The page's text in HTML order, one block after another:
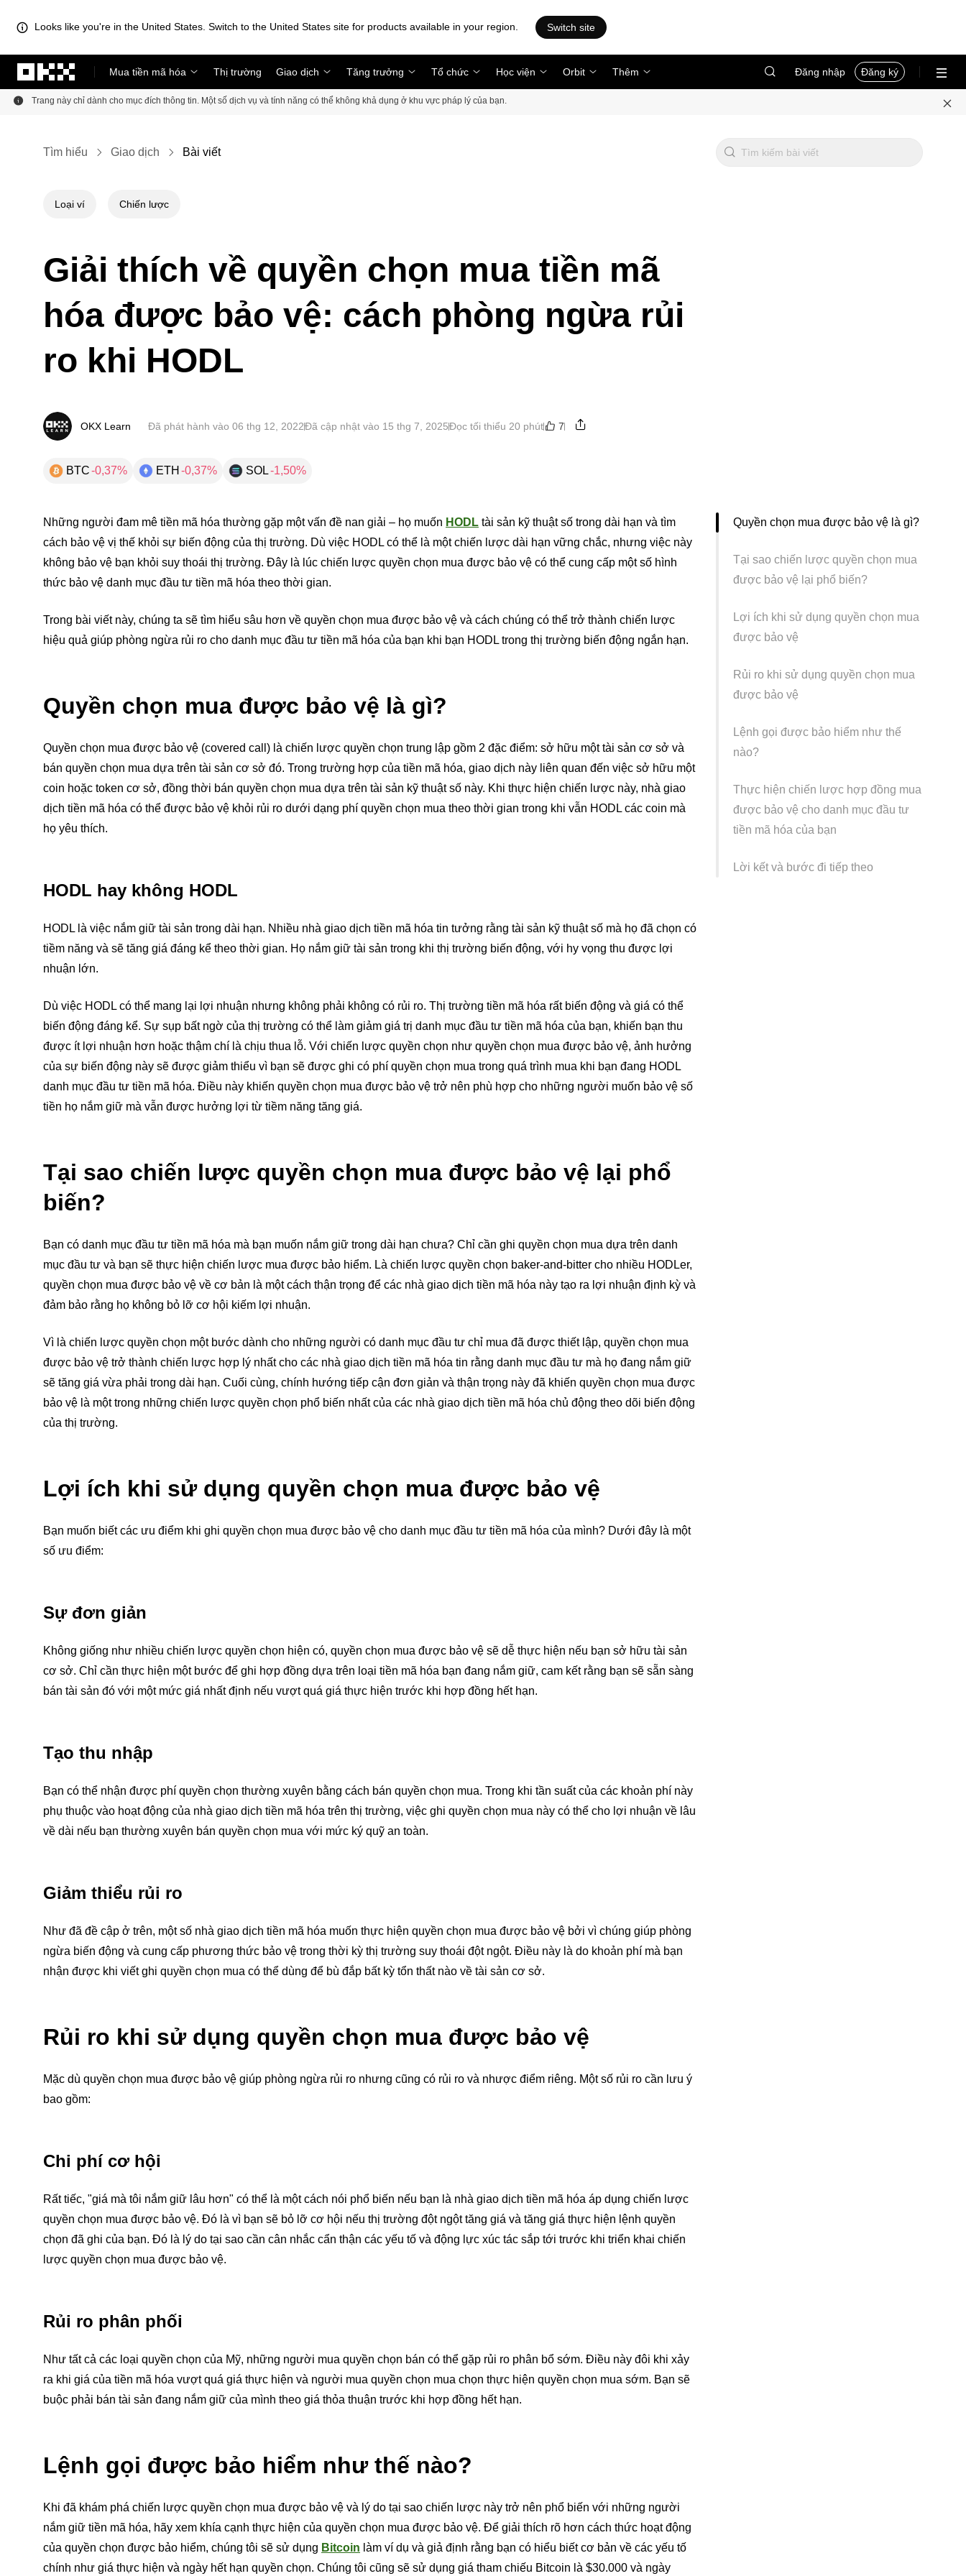
Looks like you're in the United States. Switch to the United States site for products available in your region. Switch site
Mua tiền mã hóa
Thị trường Giao dịch Tăng trưởng Tổ chức Học viện Orbit Thêm Đăng nhập Đăng ký
Trang này chỉ dành cho mục đích thông tin. Một số dịch vụ và tính năng có thể không khả dụng ở khu vực pháp lý của bạn.
Tìm hiểu Giao dịch Bài viết
Loại ví Chiến lược
Giải thích về quyền chọn mua tiền mã
hóa được bảo vệ: cách phòng ngừa rủi
ro khi HODL
OKX Learn Đã phát hành vào 06 thg 12, 2022Đã cập nhật vào 15 thg 7, 2025Đọc tối thiểu 20 phút 7
BTC-0,37% ETH -0,37% SOL-1,50%
Những người đam mê tiền mã hóa thường gặp một vấn đề nan giải – họ muốn HODL tài sản kỹ thuật số trong dài hạn và tìm
cách bảo vệ vị thế khỏi sự biến động của thị trường. Dù việc HODL có thể là một chiến lược dài hạn vững chắc, nhưng việc này
không bảo vệ bạn khỏi suy thoái thị trường. Đây là lúc chiến lược quyền chọn mua được bảo vệ có thể cung cấp một số hình
thức bảo vệ danh mục đầu tư tiền mã hóa theo thời gian.
Trong bài viết này, chúng ta sẽ tìm hiểu sâu hơn về quyền chọn mua được bảo vệ và cách chúng có thể trở thành chiến lược
hiệu quả giúp phòng ngừa rủi ro cho danh mục đầu tư tiền mã hóa của bạn khi bạn HODL trong thị trường biến động ngắn hạn.
Quyền chọn mua được bảo vệ là gì?
Quyền chọn mua được bảo vệ (covered call) là chiến lược quyền chọn trung lập gồm 2 đặc điểm: sở hữu một tài sản cơ sở và
bán quyền chọn mua dựa trên tài sản cơ sở đó. Trong trường hợp của tiền mã hóa, giao dịch này liên quan đến việc sở hữu một
coin hoặc token cơ sở, đồng thời bán quyền chọn mua dựa trên tài sản kỹ thuật số này. Khi thực hiện chiến lược này, nhà giao
dịch tiền mã hóa có thể được bảo vệ khỏi rủi ro dưới dạng phí quyền chọn mua theo thời gian trong khi vẫn HODL các coin mà
họ yêu thích.
HODL hay không HODL
HODL là việc nắm giữ tài sản trong dài hạn. Nhiều nhà giao dịch tiền mã hóa tin tưởng rằng tài sản kỹ thuật số mà họ đã chọn có
tiềm năng và sẽ tăng giá đáng kể theo thời gian. Họ nắm giữ tài sản trong khi thị trường biến động, với hy vọng thu được lợi
nhuận lớn.
Dù việc HODL có thể mang lại lợi nhuận nhưng không phải không có rủi ro. Thị trường tiền mã hóa rất biến động và giá có thể
biến động đáng kể. Sự sụp bất ngờ của thị trường có thể làm giảm giá trị danh mục đầu tư tiền mã hóa của bạn, khiến bạn thu
được ít lợi nhuận hơn hoặc thậm chí là chịu thua lỗ. Với chiến lược quyền chọn như quyền chọn mua được bảo vệ, ảnh hưởng
của sự biến động này sẽ được giảm thiểu vì bạn sẽ được ghi có phí quyền chọn mua trong quá trình mua khi bạn đang HODL
danh mục đầu tư tiền mã hóa. Điều này khiến quyền chọn mua được bảo vệ trở nên phù hợp cho những người muốn bảo vệ số
tiền họ nắm giữ mà vẫn được hưởng lợi từ tiềm năng tăng giá.
Tại sao chiến lược quyền chọn mua được bảo vệ lại phổ
biến?
Bạn có danh mục đầu tư tiền mã hóa mà bạn muốn nắm giữ trong dài hạn chưa? Chỉ cần ghi quyền chọn mua dựa trên danh
mục đầu tư và bạn sẽ thực hiện chiến lược mua được bảo hiểm. Là chiến lược quyền chọn baker-and-bitter cho nhiều HODLer,
quyền chọn mua được bảo vệ về cơ bản là một cách thận trọng để các nhà giao dịch tiền mã hóa này tạo ra lợi nhuận định kỳ và
đảm bảo rằng họ không bỏ lỡ cơ hội kiếm lợi nhuận.
Vì là chiến lược quyền chọn một bước dành cho những người có danh mục đầu tư chỉ mua đã được thiết lập, quyền chọn mua
được bảo vệ trở thành chiến lược hợp lý nhất cho các nhà giao dịch tiền mã hóa tin rằng danh mục đầu tư mà họ đang nắm giữ
sẽ tăng giá vừa phải trong dài hạn. Cuối cùng, chính hướng tiếp cận đơn giản và thận trọng này đã khiến quyền chọn mua được
bảo vệ là một trong những chiến lược quyền chọn phổ biến nhất của các nhà giao dịch tiền mã hóa chủ động theo dõi biến động
của thị trường.
Lợi ích khi sử dụng quyền chọn mua được bảo vệ
Bạn muốn biết các ưu điểm khi ghi quyền chọn mua được bảo vệ cho danh mục đầu tư tiền mã hóa của mình? Dưới đây là một
số ưu điểm:
Sự đơn giản
Không giống như nhiều chiến lược quyền chọn hiện có, quyền chọn mua được bảo vệ sẽ dễ thực hiện nếu bạn sở hữu tài sản
cơ sở. Chỉ cần thực hiện một bước để ghi hợp đồng dựa trên loại tiền mã hóa bạn đang nắm giữ, cam kết rằng bạn sẽ sẵn sàng
bán tài sản đó với một mức giá nhất định nếu vượt quá giá thực hiện trước khi hợp đồng hết hạn.
Tạo thu nhập
Bạn có thể nhận được phí quyền chọn thường xuyên bằng cách bán quyền chọn mua. Trong khi tần suất của các khoản phí này
phụ thuộc vào hoạt động của nhà giao dịch tiền mã hóa trên thị trường, việc ghi quyền chọn mua này có thể cho lợi nhuận về lâu
về dài nếu bạn thường xuyên bán quyền chọn mua với mức ký quỹ an toàn.
Giảm thiểu rủi ro
Như đã đề cập ở trên, một số nhà giao dịch tiền mã hóa muốn thực hiện quyền chọn mua được bảo vệ bởi vì chúng giúp phòng
ngừa biến động và cung cấp phương thức bảo vệ trong thời kỳ thị trường suy thoái đột ngột. Điều này là do khoản phí mà bạn
nhận được khi viết ghi quyền chọn mua có thể dùng để bù đắp bất kỳ tổn thất nào về tài sản cơ sở.
Rủi ro khi sử dụng quyền chọn mua được bảo vệ
Mặc dù quyền chọn mua được bảo vệ giúp phòng ngừa rủi ro nhưng cũng có rủi ro và nhược điểm riêng. Một số rủi ro cần lưu ý
bao gồm:
Chi phí cơ hội
Rất tiếc, "giá mà tôi nắm giữ lâu hơn" có thể là một cách nói phổ biến nếu bạn là nhà giao dịch tiền mã hóa áp dụng chiến lược
quyền chọn mua được bảo vệ. Đó là vì bạn sẽ bỏ lỡ cơ hội nếu thị trường đột ngột tăng giá và tăng giá thực hiện lệnh quyền
chọn đã ghi của bạn. Đó là lý do tại sao cần cân nhắc cẩn thận các yếu tố và động lực xúc tác sắp tới trước khi triển khai chiến
lược quyền chọn mua được bảo vệ.
Rủi ro phân phối
Như tất cả các loại quyền chọn của Mỹ, những người mua quyền chọn bán có thể gặp rủi ro phân bổ sớm. Điều này đôi khi xảy
ra khi giá của tiền mã hóa vượt quá giá thực hiện và người mua quyền chọn mua chọn thực hiện quyền chọn mua sớm. Bạn sẽ
buộc phải bán tài sản đang nắm giữ của mình theo giá thỏa thuận trước khi hợp đồng hết hạn.
Lệnh gọi được bảo hiểm như thế nào?
Khi đã khám phá chiến lược quyền chọn mua được bảo vệ và lý do tại sao chiến lược này trở nên phổ biến với những người
nắm giữ tiền mã hóa, hãy xem khía cạnh thực hiện của quyền chọn mua được bảo vệ. Để giải thích rõ hơn cách thức hoạt động
của quyền chọn được bảo hiểm, chúng tôi sẽ sử dụng Bitcoin làm ví dụ và giả định rằng bạn có hiểu biết cơ bản về các yếu tố
chính như giá thực hiện và ngày hết hạn quyền chọn. Chúng tôi cũng sẽ sử dụng giá tham chiếu Bitcoin là $30.000 và ngày
Quyền chọn mua được bảo vệ là gì?
Tại sao chiến lược quyền chọn mua
được bảo vệ lại phổ biến?
Lợi ích khi sử dụng quyền chọn mua
được bảo vệ
Rủi ro khi sử dụng quyền chọn mua
được bảo vệ
Lệnh gọi được bảo hiểm như thế
nào?
Thực hiện chiến lược hợp đồng mua
được bảo vệ cho danh mục đầu tư
tiền mã hóa của bạn
Lời kết và bước đi tiếp theo